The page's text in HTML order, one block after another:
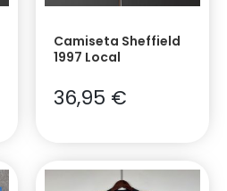
Camiseta Sheffield
1997 Local
36,95 €